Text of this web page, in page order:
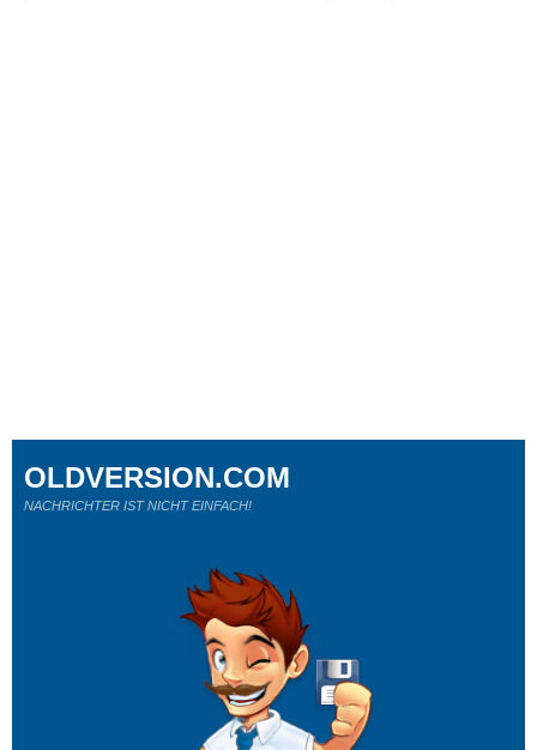
OLDVERSION.COM
NACHRICHTER IST NICHT EINFACH!